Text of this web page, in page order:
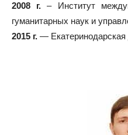
2008 г. – Институт
гуманитарных наук и
2015 г. — Екатеринодарская